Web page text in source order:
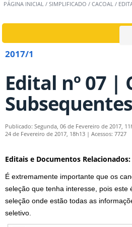
PÁGINA INICIAL / SIMPLIFICADO / CACOAL /
2017/1
Edital nº 07 |
Subsequentes
Publicado: Segunda, 06 de Fevereiro de 2017,
24 de Fevereiro de 2017, 18h13 | Acessos: 7727
Editais e Documentos Relacionados:
É extremamente importante que os
seleção que tenha interesse, pois este
seleção onde estão todas as
seletivo.